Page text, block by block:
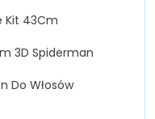
Kit 43Cm
3D Spiderman
Do Włosów